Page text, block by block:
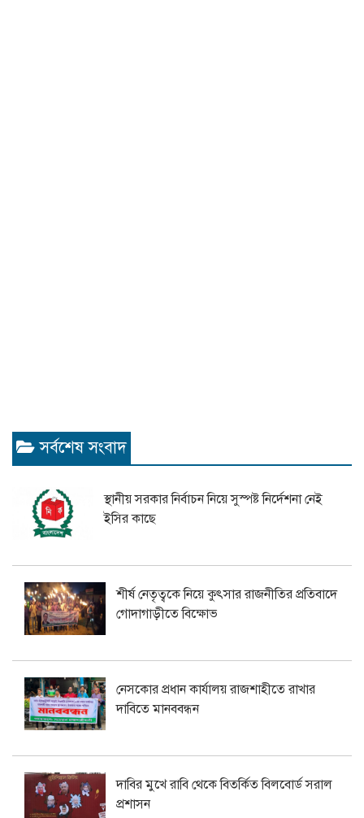
সর্বশেষ সংবাদ
স্থানীয় সরকার নির্বাচন নিয়ে সুস্পষ্ট নির্দেশনা নেই
ইসির কাছে
শীর্ষ নেতৃত্বকে নিয়ে কুৎসার রাজনীতির প্রতিবাদে
গোদাগাড়ীতে বিক্ষোভ
নেসকোর প্রধান কার্যালয় রাজশাহীতে রাখার
দাবিতে মানববন্ধন
দাবির মুখে রাবি থেকে বিতর্কিত বিলবোর্ড সরাল
প্রশাসন